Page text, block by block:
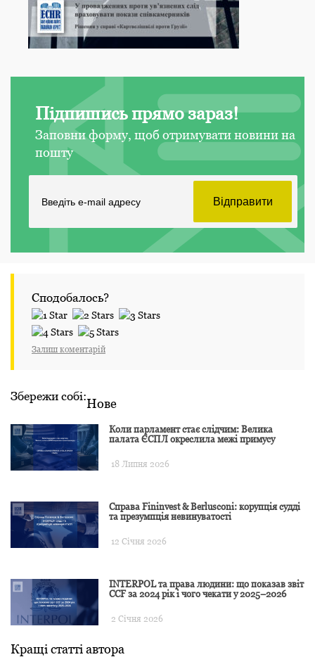
Підпишись прямо зараз!
Заповни форму, щоб отримувати новини на
пошту
Сподобалось?
Залиш коментарій
Збережи собі:Нове
Коли парламент стає слідчим: Велика
палата ЄСПЛ окреслила межі примусу
18 Липня 2026
Справа Fininvest & Berlusconi: корупція судді
та презумпція невинуватості
12 Січня 2026
INTERPOL та права людини: що показав звіт
CCF за 2024 рік і чого чекати у 2025–2026
2 Січня 2026
Кращі статті автора